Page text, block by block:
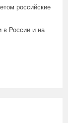
российские
в России и на